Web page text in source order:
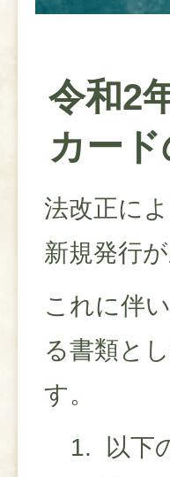
令和2
カー
法改正に
新規発行
これに伴
る書類と
す。
以下